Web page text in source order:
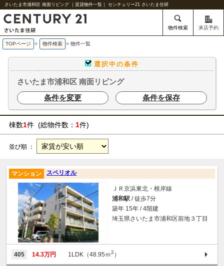
さいたま市浦和区 南面リビング ｜賃貸物件一覧｜ センチュリー21 さいたま住研
物件検索 来店予約
TOPページ > 物件検索 > 物件一覧
選択中の条件
さいたま市浦和区 南面リビング
条件を変更
条件を保存
棟数1件 (総物件数： 1件)
並び順 ：
スペリオル
マンション
ＪＲ京浜東北・根岸線
浦和駅 / 徒歩7分
築年 15年 / 4階建
埼玉県さいたま市浦和区前地３丁目
405 14.3万円 1LDK（48.95ｍ2 ）